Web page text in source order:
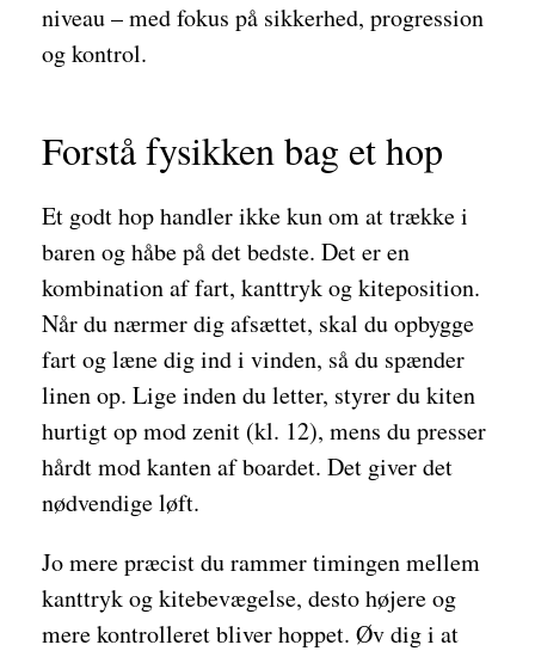
niveau – med fokus på sikkerhed, progression
og kontrol.
Forstå fysikken bag et hop
Et godt hop handler ikke kun om at trække i
baren og håbe på det bedste. Det er en
kombination af fart, kanttryk og kiteposition.
Når du nærmer dig afsættet, skal du opbygge
fart og læne dig ind i vinden, så du spænder
linen op. Lige inden du letter, styrer du kiten
hurtigt op mod zenit (kl. 12), mens du presser
hårdt mod kanten af boardet. Det giver det
nødvendige løft.
Jo mere præcist du rammer timingen mellem
kanttryk og kitebevægelse, desto højere og
mere kontrolleret bliver hoppet. Øv dig i at